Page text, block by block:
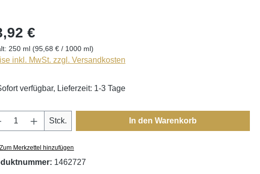
€
250 ml (95,68 € / 1000 ml)
inkl. MwSt. zzgl. Versandkosten
verfügbar, Lieferzeit: 1-3 Tage
Anzahl: Gib den gewünschten Wert ein
Stck. In den Warenkorb
Zum Merkzettel hinzufügen
1462727